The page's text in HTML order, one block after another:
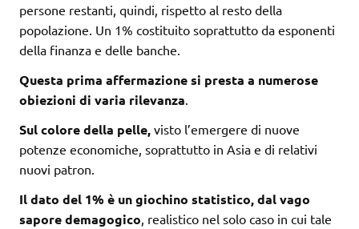
persone restanti, quindi, rispetto al resto della
popolazione. Un 1% costituito soprattutto da esponenti
della finanza e delle banche.
Questa prima affermazione si presta a numerose
obiezioni di varia rilevanza.
Sul colore della pelle, visto l’emergere di nuove
potenze economiche, soprattutto in Asia e di relativi
nuovi patron.
Il dato del 1% è un giochino statistico, dal vago
sapore demagogico, realistico nel solo caso in cui tale